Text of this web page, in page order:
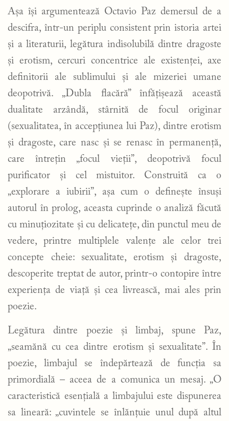
Așa își argumentează Octavio Paz demersul de a
descifra, într-un periplu consistent prin istoria artei
și a literaturii, legătura indisolubilă dintre dragoste
și erotism, cercuri concentrice ale existenței, axe
definitorii ale sublimului și ale mizeriei umane
deopotrivă. „Dubla flacără” înfățișează această
dualitate arzândă, stârnită de focul originar
(sexualitatea, în accepțiunea lui Paz), dintre erotism
și dragoste, care nasc și se renasc în permanență,
care întrețin „focul vieții”, deopotrivă focul
purificator și cel mistuitor. Construită ca o
„explorare a iubirii”, așa cum o definește însuși
autorul în prolog, aceasta cuprinde o analiză făcută
cu minuțiozitate și cu delicatețe, din punctul meu de
vedere, printre multiplele valențe ale celor trei
concepte cheie: sexualitate, erotism și dragoste,
descoperite treptat de autor, printr-o contopire între
experiența de viață și cea livrească, mai ales prin
poezie.
Legătura dintre poezie și limbaj, spune Paz,
„seamănă cu cea dintre erotism și sexualitate”. În
poezie, limbajul se îndepărtează de funcția sa
primordială – aceea de a comunica un mesaj. „O
caracteristică esențială a limbajului este dispunerea
sa lineară: „cuvintele se înlănțuie unul după altul